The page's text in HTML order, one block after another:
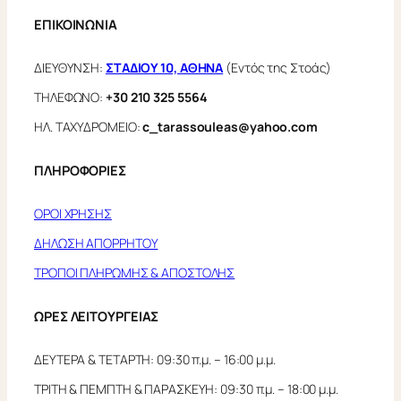
ΕΠΙΚΟΙΝΩΝΙΑ
ΔΙΕΥΘΥΝΣΗ: ΣΤΑΔΙΟΥ 10, ΑΘΗΝΑ (Εντός της Στοάς)
ΤΗΛΕΦΩΝΟ: +30 210 325 5564
ΗΛ. ΤΑΧΥΔΡΟΜΕΙΟ:c_tarassouleas@yahoo.com
ΠΛΗΡΟΦΟΡΙΕΣ
ΟΡΟΙ ΧΡΗΣΗΣ
ΔΗΛΩΣΗ ΑΠΟΡΡΗΤΟΥ
ΤΡΟΠΟΙ ΠΛΗΡΩΜΗΣ & ΑΠΟΣΤΟΛΗΣ
ΩΡΕΣ ΛΕΙΤΟΥΡΓΕΙΑΣ
ΔΕΥΤΕΡΑ & ΤΕΤΑΡΤΗ: 09:30 π.μ. – 16:00 μ.μ.
ΤΡΙΤΗ & ΠΕΜΠΤΗ & ΠΑΡΑΣΚΕΥΗ: 09:30 π.μ. – 18:00 μ.μ.